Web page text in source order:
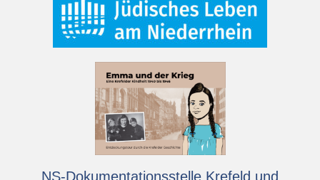
NS-Dokumentationsstelle Krefeld und